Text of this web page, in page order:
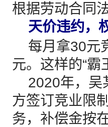
根据劳动合同
天价违约，
每月拿30元
元。这样的“霸
2020年，吴
方签订竞业限
务，补偿金按